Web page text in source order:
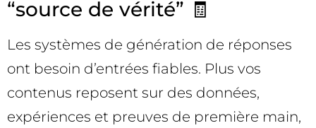
“source de vérité” 🧾
Les systèmes de génération de réponses
ont besoin d’entrées fiables. Plus vos
contenus reposent sur des données,
expériences et preuves de première main,